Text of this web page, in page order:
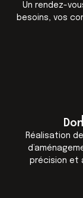
Un rendez-
besoins, vos
Réalisation
précision et